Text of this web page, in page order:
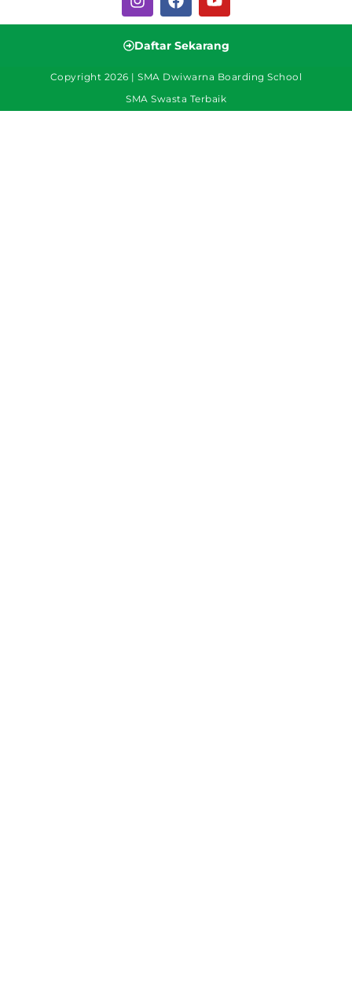
Daftar Sekarang
Copyright 2026 | SMA Dwiwarna Boarding School
SMA Swasta Terbaik